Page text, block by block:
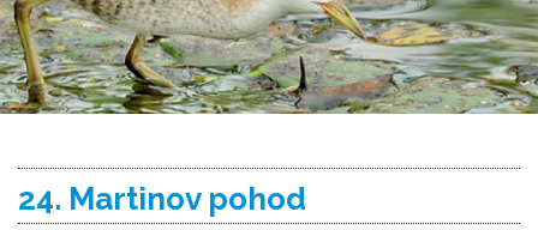
24. Martinov pohod